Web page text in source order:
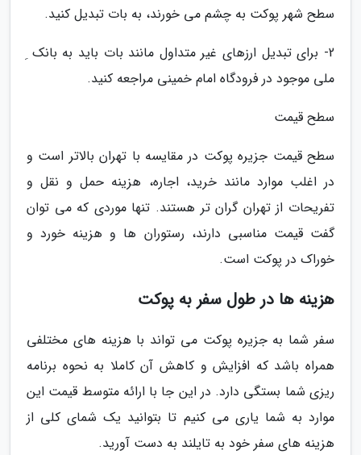
سطح شهر پوکت به چشم می خورند، به بات تبدیل کنید.
2- برای تبدیل ارزهای غیر متداول مانند بات باید به بانک ِ
ملی موجود در فرودگاه امام خمینی مراجعه کنید.
سطح قیمت
سطح قیمت جزیره پوکت در مقایسه با تهران بالاتر است و
در اغلب موارد مانند خرید، اجاره، هزینه حمل و نقل و
تفریحات از تهران گران تر هستند. تنها موردی که می توان
گفت قیمت مناسبی دارند، رستوران ها و هزینه خورد و
خوراک در پوکت است.
هزینه ها در طول سفر به پوکت
سفر شما به جزیره پوکت می تواند با هزینه های مختلفی
همراه باشد که افزایش و کاهش آن کاملا به نحوه برنامه
ریزی شما بستگی دارد. در این جا با ارائه متوسط قیمت این
موارد به شما یاری می کنیم تا بتوانید یک شمای کلی از
هزینه های سفر خود به تایلند به دست آورید.